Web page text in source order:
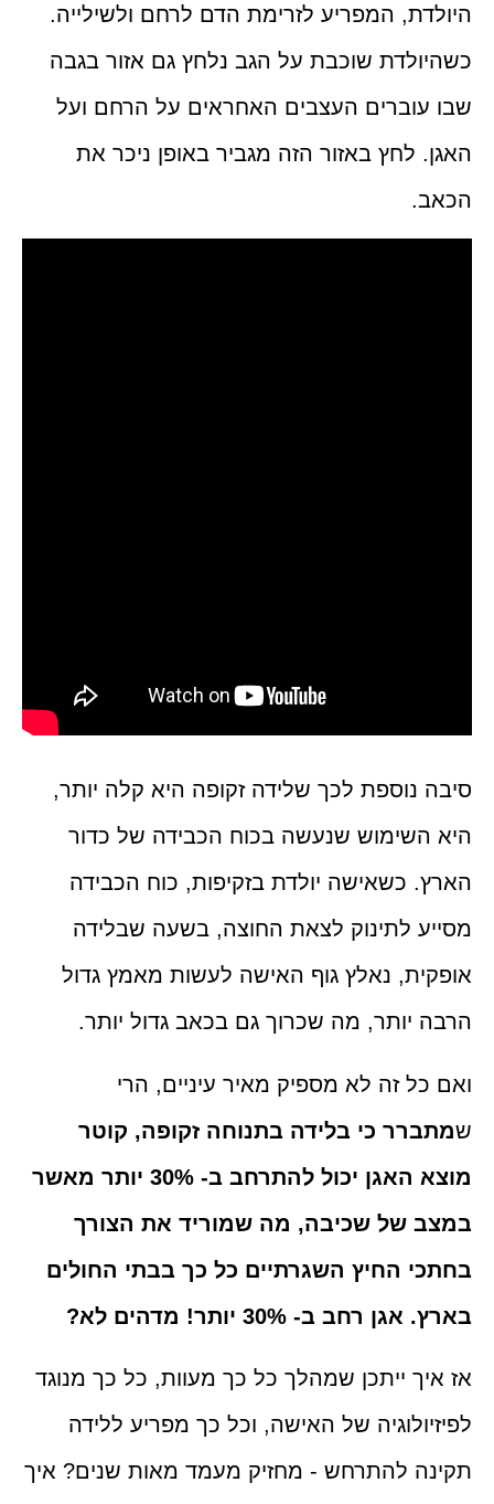
היולדת, המפריע לזרימת הדם לרחם ולשילייה.
כשהיולדת שוכבת על הגב נלחץ גם אזור בגבה
שבו עוברים העצבים האחראים על הרחם ועל
האגן. לחץ באזור הזה מגביר באופן ניכר את
הכאב.
סיבה נוספת לכך שלידה זקופה היא קלה יותר,
היא השימוש שנעשה בכוח הכבידה של כדור
הארץ. כשאישה יולדת בזקיפות, כוח הכבידה
מסייע לתינוק לצאת החוצה, בשעה שבלידה
אופקית, נאלץ גוף האישה לעשות מאמץ גדול
הרבה יותר, מה שכרוך גם בכאב גדול יותר.
ואם כל זה לא מספיק מאיר עיניים, הרי
שמתברר כי בלידה בתנוחה זקופה, קוטר
מוצא האגן יכול להתרחב ב- 30% יותר מאשר
במצב של שכיבה, מה שמוריד את הצורך
בחתכי החיץ השגרתיים כל כך בבתי החולים
בארץ. אגן רחב ב- 30% יותר! מדהים לא?
אז איך ייתכן שמהלך כל כך מעוות, כל כך מנוגד
לפיזיולוגיה של האישה, וכל כך מפריע ללידה
תקינה להתרחש - מחזיק מעמד מאות שנים? איך